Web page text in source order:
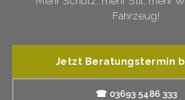
Fahrzeug!
Jetzt Beratungstermin
☎ 03693 5486 333